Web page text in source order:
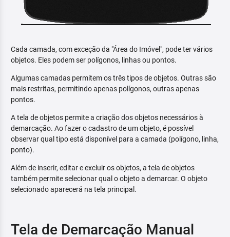
Cada camada, com exceção da "Área do Imóvel", pode ter vários
objetos. Eles podem ser polígonos, linhas ou pontos.
Algumas camadas permitem os três tipos de objetos. Outras são
mais restritas, permitindo apenas polígonos, outras apenas
pontos.
A tela de objetos permite a criação dos objetos necessários à
demarcação. Ao fazer o cadastro de um objeto, é possível
observar qual tipo está disponível para a camada (polígono, linha,
ponto).
Além de inserir, editar e excluir os objetos, a tela de objetos
também permite selecionar qual o objeto a demarcar. O objeto
selecionado aparecerá na tela principal.
Tela de Demarcação Manual